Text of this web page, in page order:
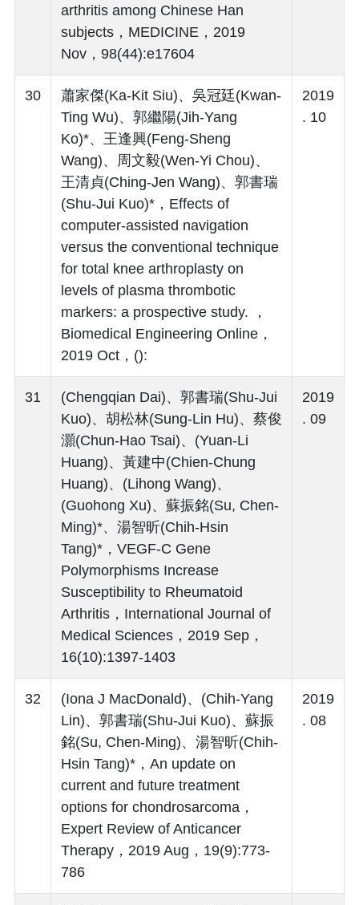
arthritis among Chinese Han
subjects，MEDICINE，2019
Nov，98(44):e17604
30
蕭家傑(Ka-Kit Siu)、吳冠廷(Kwan-
Ting Wu)、郭繼陽(Jih-Yang
Ko)*、王逢興(Feng-Sheng
Wang)、周文毅(Wen-Yi Chou)、
王清貞(Ching-Jen Wang)、郭書瑞
(Shu-Jui Kuo)*，Effects of
computer-assisted navigation
versus the conventional technique
for total knee arthroplasty on
levels of plasma thrombotic
markers: a prospective study. ，
Biomedical Engineering Online，
2019 Oct，():
2019
. 10
31
(Chengqian Dai)、郭書瑞(Shu-Jui
Kuo)、胡松林(Sung-Lin Hu)、蔡俊
灝(Chun-Hao Tsai)、(Yuan-Li
Huang)、黃建中(Chien-Chung
Huang)、(Lihong Wang)、
(Guohong Xu)、蘇振銘(Su, Chen-
Ming)*、湯智昕(Chih-Hsin
Tang)*，VEGF-C Gene
Polymorphisms Increase
Susceptibility to Rheumatoid
Arthritis，International Journal of
Medical Sciences，2019 Sep，
16(10):1397-1403
2019
. 09
32
(Iona J MacDonald)、(Chih-Yang
Lin)、郭書瑞(Shu-Jui Kuo)、蘇振
銘(Su, Chen-Ming)、湯智昕(Chih-
Hsin Tang)*，An update on
current and future treatment
options for chondrosarcoma，
Expert Review of Anticancer
Therapy，2019 Aug，19(9):773-
786
2019
. 08